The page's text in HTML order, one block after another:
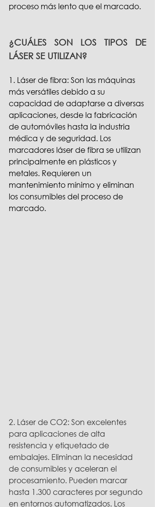
proceso más lento que el marcado.
¿CUÁLES SON LOS TIPOS DE
LÁSER SE UTILIZAN?
1. Láser de fibra: Son las máquinas
más versátiles debido a su
capacidad de adaptarse a diversas
aplicaciones, desde la fabricación
de automóviles hasta la industria
médica y de seguridad. Los
marcadores láser de fibra se utilizan
principalmente en plásticos y
metales. Requieren un
mantenimiento mínimo y eliminan
los consumibles del proceso de
marcado.
2. Láser de CO2: Son excelentes
para aplicaciones de alta
resistencia y etiquetado de
embalajes. Eliminan la necesidad
de consumibles y aceleran el
procesamiento. Pueden marcar
hasta 1.300 caracteres por segundo
en entornos automatizados. Los